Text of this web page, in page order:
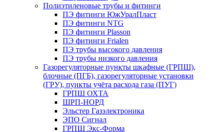
Полиэтиленовые трубы и фитинги
ПЭ фитинги ЮжУралПласт
ПЭ фитинги NTG
ПЭ фитинги Plasson
ПЭ фитинги Frialen
ПЭ трубы высокого давления
ПЭ трубы низкого давления
Газорегуляторные пункты шкафные (ГРПШ),
блочные (ПГБ), газорегуляторные установки
(ГРУ), пункты учёта расхода газа (ПУГ)
ГРПШ ОХТА
ШРП-НОРД
Эльстер Газэлектроника
ЭПО Сигнал
ГРПШ Экс-Форма